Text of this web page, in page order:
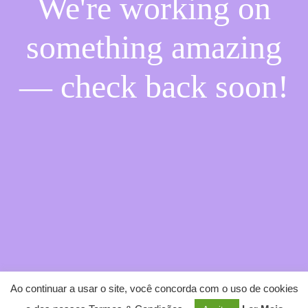
We're working on
something amazing
— check back soon!
Ao continuar a usar o site, você concorda com o uso de cookies